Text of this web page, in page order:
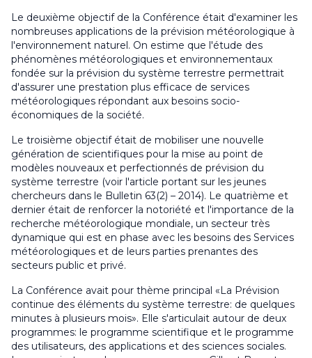
Le deuxième objectif de la Conférence était d'examiner les
nombreuses applications de la prévision météorologique à
l'environnement naturel. On estime que l'étude des
phénomènes météorologiques et environnementaux
fondée sur la prévision du système terrestre permettrait
d'assurer une prestation plus efficace de services
météorologiques répondant aux besoins socio-
économiques de la société.
Le troisième objectif était de mobiliser une nouvelle
génération de scientifiques pour la mise au point de
modèles nouveaux et perfectionnés de prévision du
système terrestre (voir l'article portant sur les jeunes
chercheurs dans le Bulletin 63(2) – 2014). Le quatrième et
dernier était de renforcer la notoriété et l'importance de la
recherche météorologique mondiale, un secteur très
dynamique qui est en phase avec les besoins des Services
météorologiques et de leurs parties prenantes des
secteurs public et privé.
La Conférence avait pour thème principal «La Prévision
continue des éléments du système terrestre: de quelques
minutes à plusieurs mois». Elle s'articulait autour de deux
programmes: le programme scientifique et le programme
des utilisateurs, des applications et des sciences sociales.